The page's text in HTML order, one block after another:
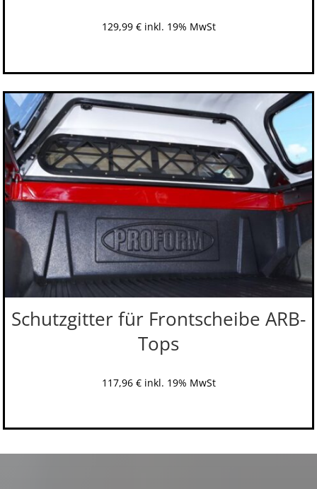
129,99 € inkl. 19% MwSt
Schutzgitter für Frontscheibe ARB-
Tops
117,96 € inkl. 19% MwSt